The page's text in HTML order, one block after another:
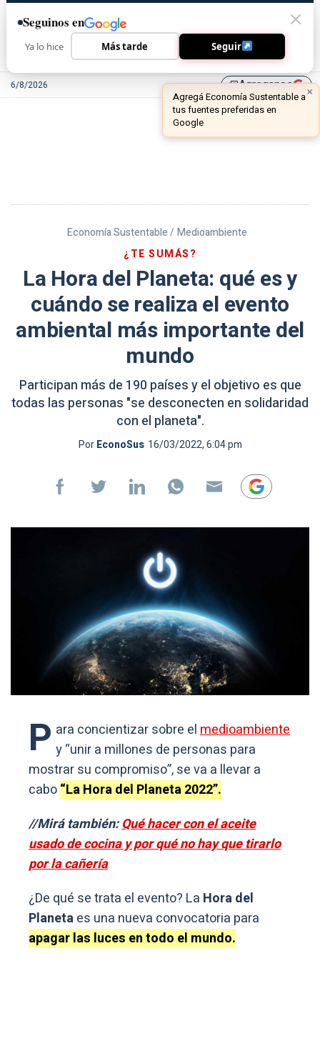
6/8/2026 library_addAgreganos
Economía Sustentable / Medioambiente
¿TE SUMÁS?
La Hora del Planeta: qué es y
cuándo se realiza el evento
ambiental más importante del
mundo
Participan más de 190 países y el objetivo es que
todas las personas "se desconecten en solidaridad
con el planeta".
PorEconoSus 16/03/2022, 6:04 pm
P ara concientizar sobre elmedioambiente
y “unir a millones de personas para
mostrar su compromiso”, se va a llevar a
cabo“La Hora del Planeta 2022”.
//Mirá también:Qué hacer con el aceite
usado de cocina y por qué no hay que tirarlo
por la cañería
¿De qué se trata el evento? La Hora del
Planetaes una nueva convocatoria para
apagar las luces en todo el mundo.
Seguinos en
Ya lo hice Más tarde Seguir